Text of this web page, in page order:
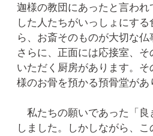
迦様の教団にあったと言わ
した人たちがいっしょにす
ら、お斎そのものが大切な仏
さらに、正面には応接室、
いただく厨房があります。
様のお骨を預かる預骨堂があ
私たちの願いであった「良
しました。しかしながら、